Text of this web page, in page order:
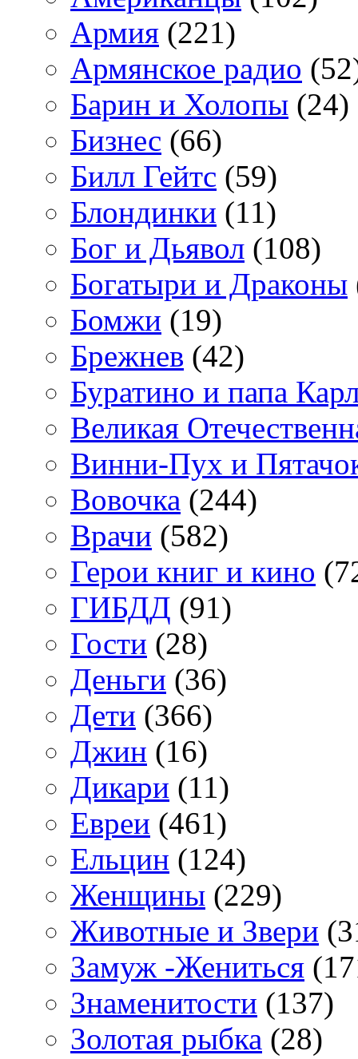
Армия (221)
Армянское радио
Барин и Холопы (24)
Бизнес (66)
Билл Гейтс (59)
Блондинки (11)
Бог и Дьявол (108)
Богатыри и Драконы
Бомжи (19)
Брежнев (42)
Буратино и папа
Великая
Винни-Пух и
Вовочка (244)
Врачи (582)
Герои книг и кино
ГИБДД (91)
Гости (28)
Деньги (36)
Дети (366)
Джин (16)
Дикари (11)
Евреи (461)
Ельцин (124)
Женщины (229)
Животные и Звери
Замуж -Жениться
Знаменитости (137)
Золотая рыбка (28)